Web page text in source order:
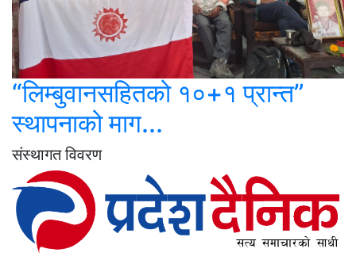
“लिम्बुवानसहितको १०+१ प्रान्त”
स्थापनाको माग...
संस्थागत विवरण